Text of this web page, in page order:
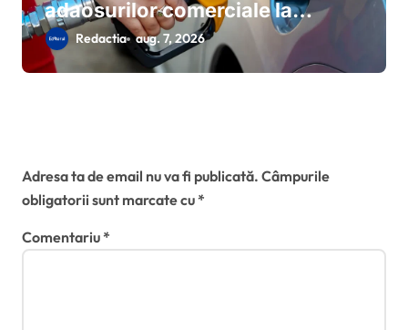
adaosurilor comerciale la
carburanți a intrat în vigoare:
măsurile de urgență valabile
Redactia aug. 7, 2026
Adresa ta de email nu va fi publicată. Câmpurile
obligatorii sunt marcate cu*
Comentariu*